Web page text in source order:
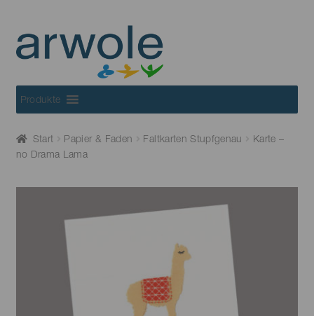
to
navigation
to
content
Produkte
Start Papier & Faden Faltkarten Stupfgenau
Karte –
no Drama Lama